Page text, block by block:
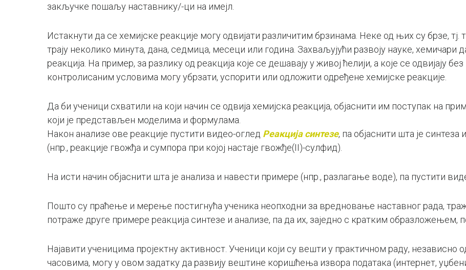
закључке пошаљу наставнику/-ци на имејл.
Истакнути да се хемијске реакције могу одвијати различитим брзинама. Неке од њих су брзе,
трају неколико минута, дана, седмица, месеци или година. Захваљујући развоју науке, хемичари
реакција. На пример, за разлику од реакција које се дешавају у живој ћелији, а које се одвијају
контролисаним условима могу убрзати, успорити или одложити одређене хемијске реакције.
Да би ученици схватили на који начин се одвија хемијска реакција, објаснити им поступак на
који је представљен моделима и формулама.
Након анализе ове реакције пустити видео-оглед Реакција синтезе, па објаснити шта је
(нпр., реакције гвожђа и сумпора при којој настаје гвожђе(II)-сулфид).
На исти начин објаснити шта је анализа и навести примере (нпр., разлагање воде), па пустити
Пошто су праћење и мерење постигнућа ученика неопходни за вредновање наставног рада,
потраже друге примере реакција синтезе и анализе, па да их, заједно с кратким образложењем,
Најавити ученицима пројектну активност. Ученици који су вешти у практичном раду, независно
часовима, могу у овом задатку да развију вештине коришћења извора података (интернет,